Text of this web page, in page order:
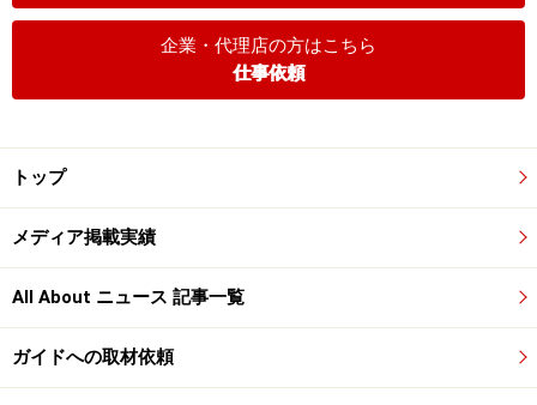
企業・代理店の方はこちら
仕事依頼
トップ
メディア掲載実績
All About ニュース 記事一覧
ガイドへの取材依頼